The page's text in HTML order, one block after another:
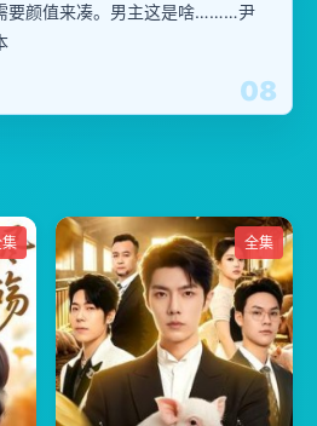
08
要颜值来凑。男主这是啥………尹
全集